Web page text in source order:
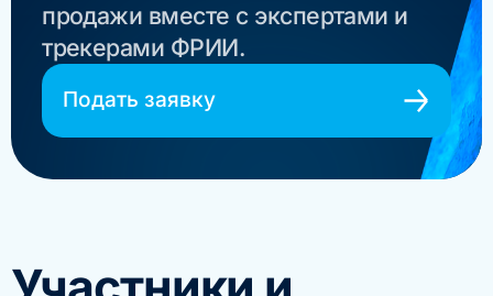
продажи вместе с экспертами и
трекерами ФРИИ.
Подать заявку